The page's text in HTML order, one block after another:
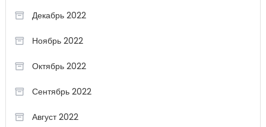
Декабрь 2022
Ноябрь 2022
Октябрь 2022
Сентябрь 2022
Август 2022